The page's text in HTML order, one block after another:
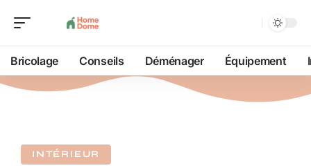
Bricolage Conseils Déménager Équipement
INTÉRIEUR